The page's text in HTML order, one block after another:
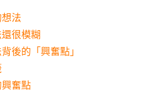
法
很模糊
後的「興奮點」
奮點